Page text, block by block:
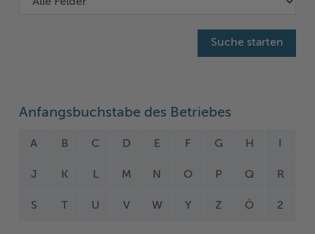
Anfangsbuchstabe des Betriebes
A B C D E F G H
J K L M N O P Q R
S U V W Y Z Ö 2